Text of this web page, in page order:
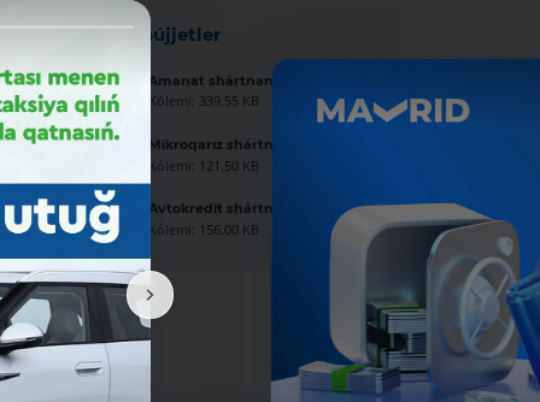
Jańa hújjetler
Amanat shártnaması úlgisi
Kólemi: 339.55 KB
Mikroqarız shártnaması úlgisi
Kólemi: 121.50 KB
Avtokredit shártnaması úlgisi
Kólemi: 156.00 KB